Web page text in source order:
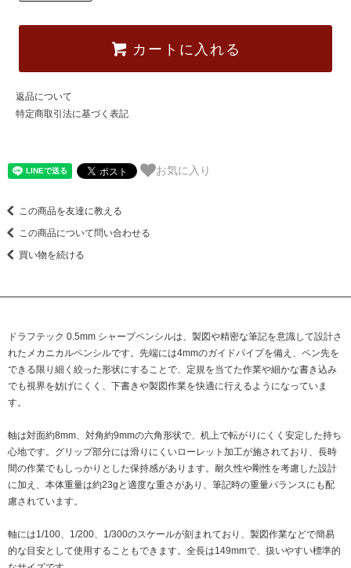
カートに入れる
返品について
特定商取引法に基づく表記
お気に入り
この商品を友達に教える
この商品について問い合わせる
買い物を続ける
ドラフテック 0.5mm シャープペンシルは、製図や精密な筆記を意識して設計さ
れたメカニカルペンシルです。先端には4mmのガイドパイプを備え、ペン先を
できる限り細く絞った形状にすることで、定規を当てた作業や細かな書き込み
でも視界を妨げにくく、下書きや製図作業を快適に行えるようになっていま
す。
軸は対面約8mm、対角約9mmの六角形状で、机上で転がりにくく安定した持ち
心地です。グリップ部分には滑りにくいローレット加工が施されており、長時
間の作業でもしっかりとした保持感があります。耐久性や剛性を考慮した設計
に加え、本体重量は約23gと適度な重さがあり、筆記時の重量バランスにも配
慮されています。
軸には1/100、1/200、1/300のスケールが刻まれており、製図作業などで簡易
的な目安として使用することもできます。全長は149mmで、扱いやすい標準的